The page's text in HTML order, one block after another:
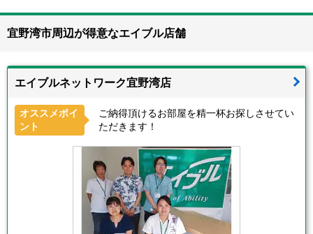
宜野湾市周辺が得意なエイブル店舗
エイブルネットワーク宜野湾店
オススメポイ
ント
ご納得頂けるお部屋を精一杯お探しさせてい
ただきます！